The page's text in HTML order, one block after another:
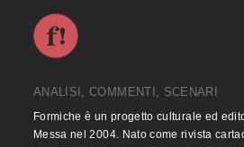
ANALISI, COMMENTI, SCENARI
Formiche è un progetto culturale ed
Messa nel 2004. Nato come rivista